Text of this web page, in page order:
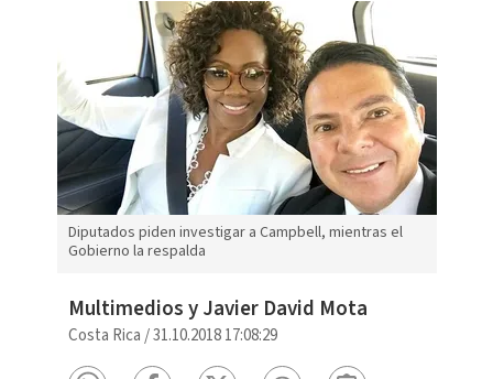
Diputados piden investigar a Campbell, mientras el
Gobierno la respalda
Multimedios y Javier David Mota
Costa Rica /31.10.2018 17:08:29